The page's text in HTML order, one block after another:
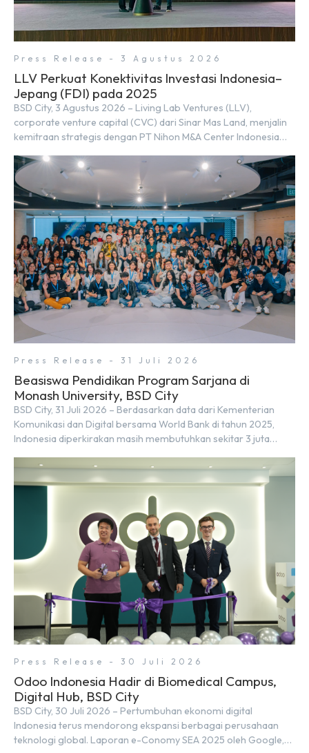
Press Release - 3 Agustus 2026
LLV Perkuat Konektivitas Investasi Indonesia–
Jepang (FDI) pada 2025
BSD City, 3 Agustus 2026 – Living Lab Ventures (LLV),
corporate venture capital (CVC) dari Sinar Mas Land, menjalin
kemitraan strategis dengan PT Nihon M&A Center Indonesia
tersebut ditandai dengan penandatanganan Memorandum of
Understanding (MoU) oleh Bayu Seto (Partner at Living Lab
Ventures) dan Kosuke Kawata […]
Press Release - 31 Juli 2026
Beasiswa Pendidikan Program Sarjana di
Monash University, BSD City
BSD City, 31 Juli 2026 – Berdasarkan data dari Kementerian
Komunikasi dan Digital bersama World Bank di tahun 2025,
Indonesia diperkirakan masih membutuhkan sekitar 3 juta
tenaga digital baru setiap tahunnya untuk mendukung
percepatan transformasi digital di berbagai sektor strategis.
Kebutuhan tersebut menjadikan pengembangan sumber daya
Press Release - 30 Juli 2026
Odoo Indonesia Hadir di Biomedical Campus,
Digital Hub, BSD City
BSD City, 30 Juli 2026 – Pertumbuhan ekonomi digital
Indonesia terus mendorong ekspansi berbagai perusahaan
teknologi global. Laporan e-Conomy SEA 2025 oleh Google,